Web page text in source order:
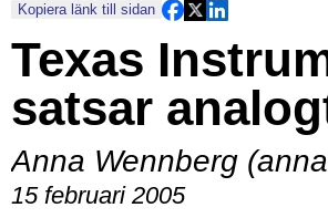
Kopiera länk till sidan
Texas
satsar
Anna Wennberg
15 februari 2005